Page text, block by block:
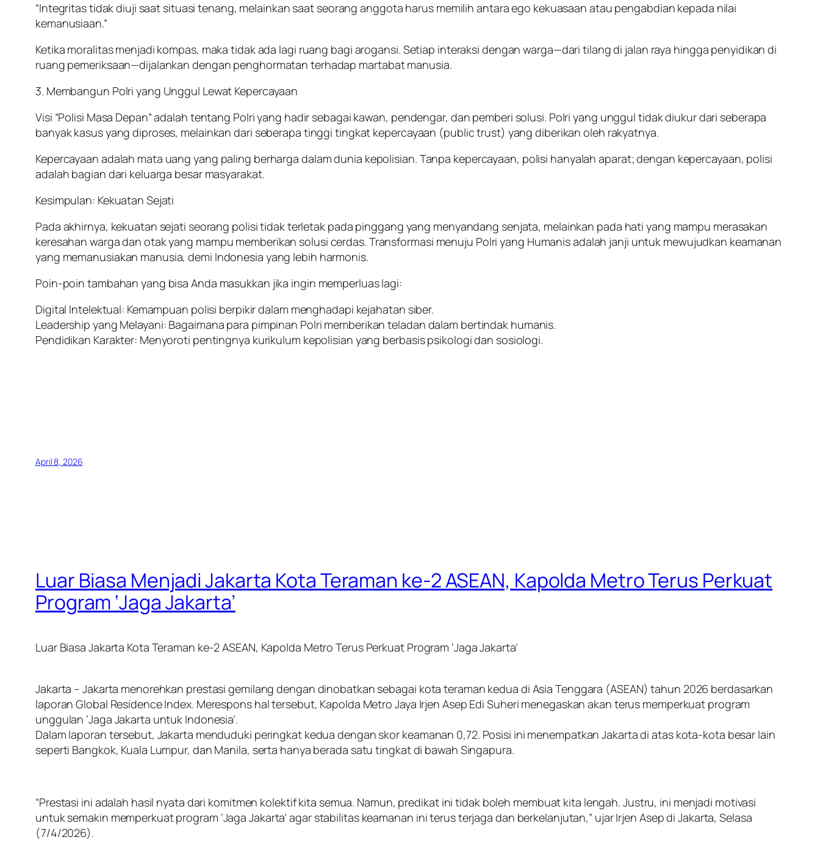
“Integritas tidak diuji saat situasi tenang, melainkan saat seorang anggota harus memilih antara ego kekuasaan atau pengabdian kepada nilai
kemanusiaan.”
Ketika moralitas menjadi kompas, maka tidak ada lagi ruang bagi arogansi. Setiap interaksi dengan warga—dari tilang di jalan raya hingga penyidikan di
ruang pemeriksaan—dijalankan dengan penghormatan terhadap martabat manusia.
3. Membangun Polri yang Unggul Lewat Kepercayaan
Visi “Polisi Masa Depan” adalah tentang Polri yang hadir sebagai kawan, pendengar, dan pemberi solusi. Polri yang unggul tidak diukur dari seberapa
banyak kasus yang diproses, melainkan dari seberapa tinggi tingkat kepercayaan (public trust) yang diberikan oleh rakyatnya.
Kepercayaan adalah mata uang yang paling berharga dalam dunia kepolisian. Tanpa kepercayaan, polisi hanyalah aparat; dengan kepercayaan, polisi
adalah bagian dari keluarga besar masyarakat.
Kesimpulan: Kekuatan Sejati
Pada akhirnya, kekuatan sejati seorang polisi tidak terletak pada pinggang yang menyandang senjata, melainkan pada hati yang mampu merasakan
keresahan warga dan otak yang mampu memberikan solusi cerdas. Transformasi menuju Polri yang Humanis adalah janji untuk mewujudkan keamanan
yang memanusiakan manusia, demi Indonesia yang lebih harmonis.
Poin-poin tambahan yang bisa Anda masukkan jika ingin memperluas lagi:
Digital Intelektual: Kemampuan polisi berpikir dalam menghadapi kejahatan siber.
Leadership yang Melayani: Bagaimana para pimpinan Polri memberikan teladan dalam bertindak humanis.
Pendidikan Karakter: Menyoroti pentingnya kurikulum kepolisian yang berbasis psikologi dan sosiologi.
April 8, 2026
Luar Biasa Menjadi Jakarta Kota Teraman ke-2 ASEAN, Kapolda Metro Terus Perkuat
Program ‘Jaga Jakarta’
Luar Biasa Jakarta Kota Teraman ke-2 ASEAN, Kapolda Metro Terus Perkuat Program ‘Jaga Jakarta’
Jakarta – Jakarta menorehkan prestasi gemilang dengan dinobatkan sebagai kota teraman kedua di Asia Tenggara (ASEAN) tahun 2026 berdasarkan
laporan Global Residence Index. Merespons hal tersebut, Kapolda Metro Jaya Irjen Asep Edi Suheri menegaskan akan terus memperkuat program
unggulan ‘Jaga Jakarta untuk Indonesia’.
Dalam laporan tersebut, Jakarta menduduki peringkat kedua dengan skor keamanan 0,72. Posisi ini menempatkan Jakarta di atas kota-kota besar lain
seperti Bangkok, Kuala Lumpur, dan Manila, serta hanya berada satu tingkat di bawah Singapura.
“Prestasi ini adalah hasil nyata dari komitmen kolektif kita semua. Namun, predikat ini tidak boleh membuat kita lengah. Justru, ini menjadi motivasi
untuk semakin memperkuat program ‘Jaga Jakarta’ agar stabilitas keamanan ini terus terjaga dan berkelanjutan,” ujar Irjen Asep di Jakarta, Selasa
(7/4/2026).